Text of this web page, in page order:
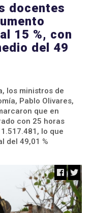
docentes
15 %, con
del 49
los ministros de
Pablo Olivares,
que en
con 25 horas
lo que
del 49,01 %